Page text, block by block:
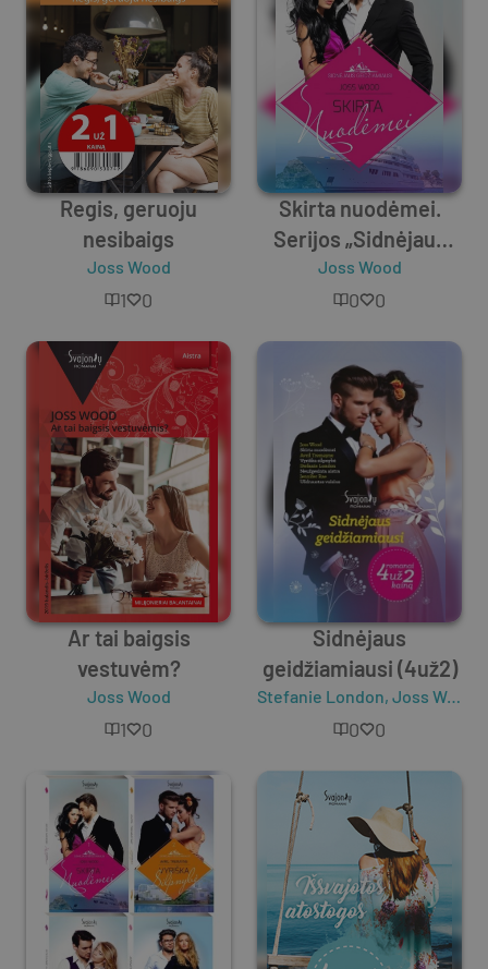
Regis, geruoju
nesibaigs
Joss Wood
1 0
Skirta nuodėmei.
Serijos „Sidnėjaus
geidžiamiausi“ 1-oji
knyga
Joss Wood
0 0
Ar tai baigsis
vestuvėm?
Joss Wood
1 0
Sidnėjaus
geidžiamiausi (4už2)
Stefanie London, Joss Wood
0 0